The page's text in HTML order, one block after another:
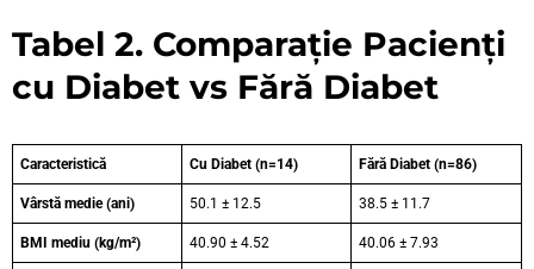
Tabel 2. Comparație Pacienți
cu Diabet vs Fără Diabet
Caracteristică Cu Diabet (n=14) Fără Diabet (n=86)
Vârstă medie (ani) 50.1 ± 12.5 38.5 ± 11.7
BMI mediu (kg/m²) 40.90 ± 4.52 40.06 ± 7.93